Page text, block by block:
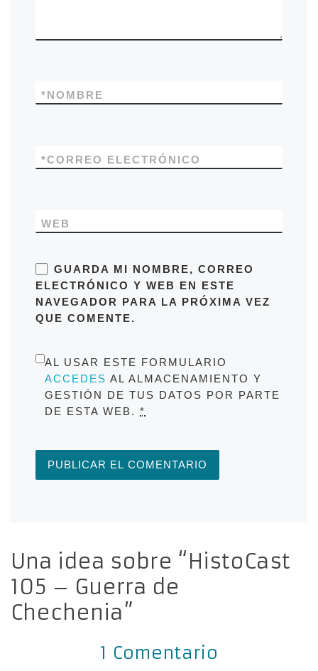
NOMBRE
*
CORREO ELECTRÓNICO
*
WEB
GUARDA MI NOMBRE, CORREO
ELECTRÓNICO Y WEB EN ESTE
NAVEGADOR PARA LA PRÓXIMA VEZ
QUE COMENTE.
AL USAR ESTE FORMULARIO
ACCEDES AL ALMACENAMIENTO Y
GESTIÓN DE TUS DATOS POR PARTE
DE ESTA WEB. *
Una idea sobre “HistoCast
105 – Guerra de
Chechenia”
1 Comentario